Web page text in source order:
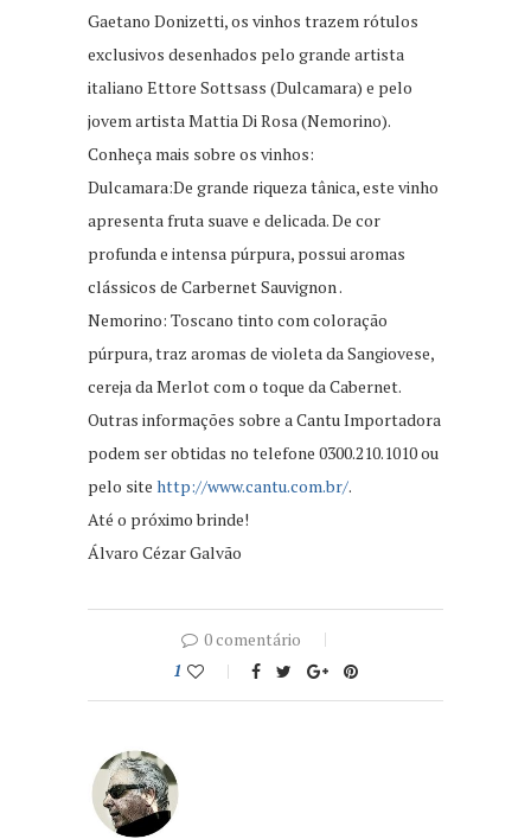
Gaetano Donizetti, os vinhos trazem rótulos
exclusivos desenhados pelo grande artista
italiano Ettore Sottsass (Dulcamara) e pelo
jovem artista Mattia Di Rosa (Nemorino).
Conheça mais sobre os vinhos:
Dulcamara:De grande riqueza tânica, este vinho
apresenta fruta suave e delicada. De cor
profunda e intensa púrpura, possui aromas
clássicos de Carbernet Sauvignon .
Nemorino: Toscano tinto com coloração
púrpura, traz aromas de violeta da Sangiovese,
cereja da Merlot com o toque da Cabernet.
Outras informações sobre a Cantu Importadora
podem ser obtidas no telefone 0300.210.1010 ou
pelo site http://www.cantu.com.br/.
Até o próximo brinde!
Álvaro Cézar Galvão
0 comentário
1